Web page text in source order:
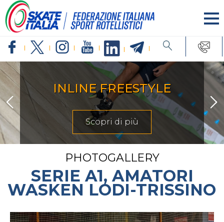
INLINE FREESTYLE
Scopri di più
PHOTOGALLERY
SERIE A1, AMATORI
WASKEN LODI-TRISSINO